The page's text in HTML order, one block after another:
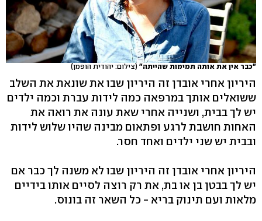
"כבר אין את אותה תמימות שהייתה" (צילום: יהודית הופמן)
היריון אחרי אובדן זה היריון שבו את שונאת את השלב
ששואלים אותך במרפאה כמה לידות עברת וכמה ילדים
יש לך בבית, ושנייה אחרי שאת עונה את רואה את
האחות חושבת לרגע ופתאום מבינה שהיו שלוש לידות
ובבית יש שני ילדים ואחד חסר.
היריון אחרי אובדן זה היריון שבו לא משנה לך כבר אם
יש לך בבטן בן או בת, את רק רוצה לסיים אותו בידיים
מלאות ועם תינוק בריא - כל השאר זה בונוס.